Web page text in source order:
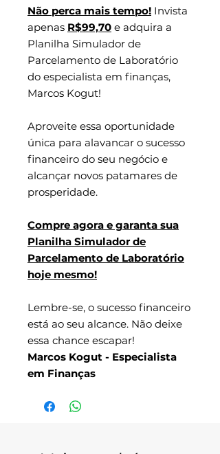
Não perca mais tempo! Invista
apenas R$99,70 e adquira a
Planilha Simulador de
Parcelamento de Laboratório
do especialista em finanças,
Marcos Kogut!
Aproveite essa oportunidade
única para alavancar o sucesso
financeiro do seu negócio e
alcançar novos patamares de
prosperidade.
Compre agora e garanta sua
Planilha Simulador de
Parcelamento de Laboratório
hoje mesmo!
Lembre-se, o sucesso financeiro
está ao seu alcance. Não deixe
essa chance escapar!
Marcos Kogut - Especialista
em Finanças